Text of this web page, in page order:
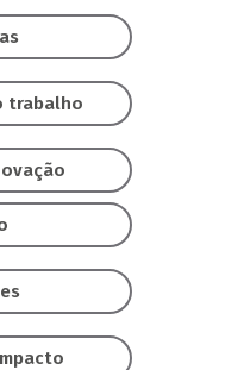
trabalho